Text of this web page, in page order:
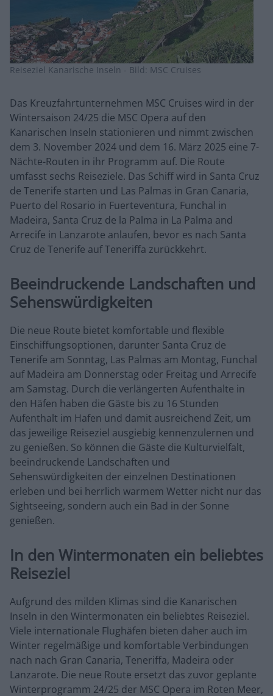
Reiseziel Kanarische Inseln - Bild: MSC Cruises
Das Kreuzfahrtunternehmen MSC Cruises wird in der
Wintersaison 24/25 die MSC Opera auf den
Kanarischen Inseln stationieren und nimmt zwischen
dem 3. November 2024 und dem 16. März 2025 eine 7-
Nächte-Routen in ihr Programm auf. Die Route
umfasst sechs Reiseziele. Das Schiff wird in Santa Cruz
de Tenerife starten und Las Palmas in Gran Canaria,
Puerto del Rosario in Fuerteventura, Funchal in
Madeira, Santa Cruz de la Palma in La Palma and
Arrecife in Lanzarote anlaufen, bevor es nach Santa
Cruz de Tenerife auf Teneriffa zurückkehrt.
Beeindruckende Landschaften und
Sehenswürdigkeiten
Die neue Route bietet komfortable und flexible
Einschiffungsoptionen, darunter Santa Cruz de
Tenerife am Sonntag, Las Palmas am Montag, Funchal
auf Madeira am Donnerstag oder Freitag und Arrecife
am Samstag. Durch die verlängerten Aufenthalte in
den Häfen haben die Gäste bis zu 16 Stunden
Aufenthalt im Hafen und damit ausreichend Zeit, um
das jeweilige Reiseziel ausgiebig kennenzulernen und
zu genießen. So können die Gäste die Kulturvielfalt,
beeindruckende Landschaften und
Sehenswürdigkeiten der einzelnen Destinationen
erleben und bei herrlich warmem Wetter nicht nur das
Sightseeing, sondern auch ein Bad in der Sonne
genießen.
In den Wintermonaten ein beliebtes
Reiseziel
Aufgrund des milden Klimas sind die Kanarischen
Inseln in den Wintermonaten ein beliebtes Reiseziel.
Viele internationale Flughäfen bieten daher auch im
Winter regelmäßige und komfortable Verbindungen
nach nach Gran Canaria, Teneriffa, Madeira oder
Lanzarote. Die neue Route ersetzt das zuvor geplante
Winterprogramm 24/25 der MSC Opera im Roten Meer,